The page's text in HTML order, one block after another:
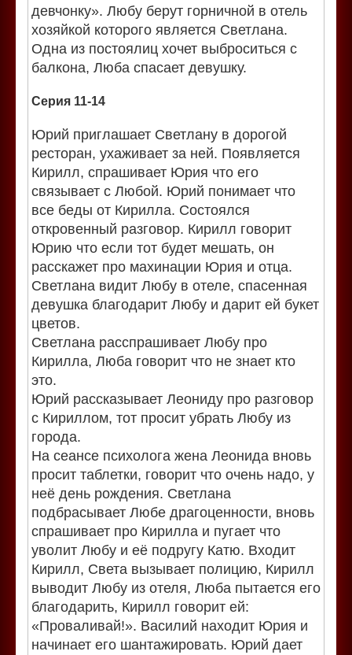
девчонку». Любу берут горничной в отель
хозяйкой которого является Светлана.
Одна из постоялиц хочет выброситься с
балкона, Люба спасает девушку.
Серия 11-14
Юрий приглашает Светлану в дорогой
ресторан, ухаживает за ней. Появляется
Кирилл, спрашивает Юрия что его
связывает с Любой. Юрий понимает что
все беды от Кирилла. Состоялся
откровенный разговор. Кирилл говорит
Юрию что если тот будет мешать, он
расскажет про махинации Юрия и отца.
Светлана видит Любу в отеле, спасенная
девушка благодарит Любу и дарит ей букет
цветов.
Светлана расспрашивает Любу про
Кирилла, Люба говорит что не знает кто
это.
Юрий рассказывает Леониду про разговор
с Кириллом, тот просит убрать Любу из
города.
На сеансе психолога жена Леонида вновь
просит таблетки, говорит что очень надо, у
неё день рождения. Светлана
подбрасывает Любе драгоценности, вновь
спрашивает про Кирилла и пугает что
уволит Любу и её подругу Катю. Входит
Кирилл, Света вызывает полицию, Кирилл
выводит Любу из отеля, Люба пытается его
благодарить, Кирилл говорит ей:
«Проваливай!». Василий находит Юрия и
начинает его шантажировать. Юрий дает